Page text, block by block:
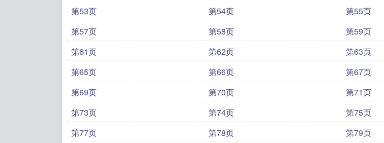
第53页
第54页 第55页
第57页
第58页 第59页
第61页
第62页 第63页
第65页
第66页 第67页
第69页
第70页 第71页
第73页
第74页 第75页
第77页
第78页 第79页